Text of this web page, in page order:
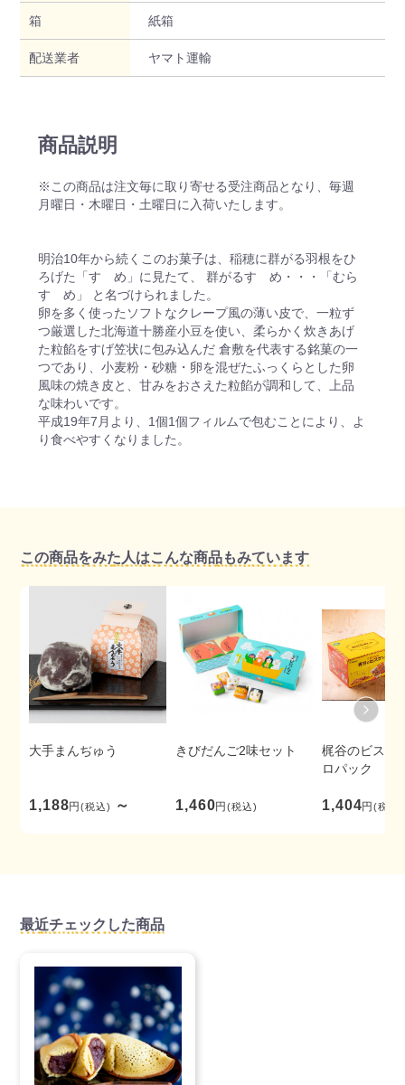
箱 紙箱
配送業者 ヤマト運輸
商品説明
※この商品は注文毎に取り寄せる受注商品となり、毎週
月曜日・木曜日・土曜日に入荷いたします。
明治10年から続くこのお菓子は、稲穂に群がる羽根をひ
ろげた「すゞめ」に見たて、 群がるすゞめ・・・「むら
すゞめ」 と名づけられました。
卵を多く使ったソフトなクレープ風の薄い皮で、一粒ず
つ厳選した北海道十勝産小豆を使い、柔らかく炊きあげ
た粒餡をすげ笠状に包み込んだ 倉敷を代表する銘菓の一
つであり、小麦粉・砂糖・卵を混ぜたふっくらとした卵
風味の焼き皮と、甘みをおさえた粒餡が調和して、上品
な味わいです。
平成19年7月より、1個1個フィルムで包むことにより、よ
り食べやすくなりました。
この商品をみた人はこんな商品もみています
大手まんぢゅう
1,188円(税込) ～
きびだんご2味セット
1,460円(税込)
梶谷のビスケ
ロパック
1,404円(税込)
最近チェックした商品